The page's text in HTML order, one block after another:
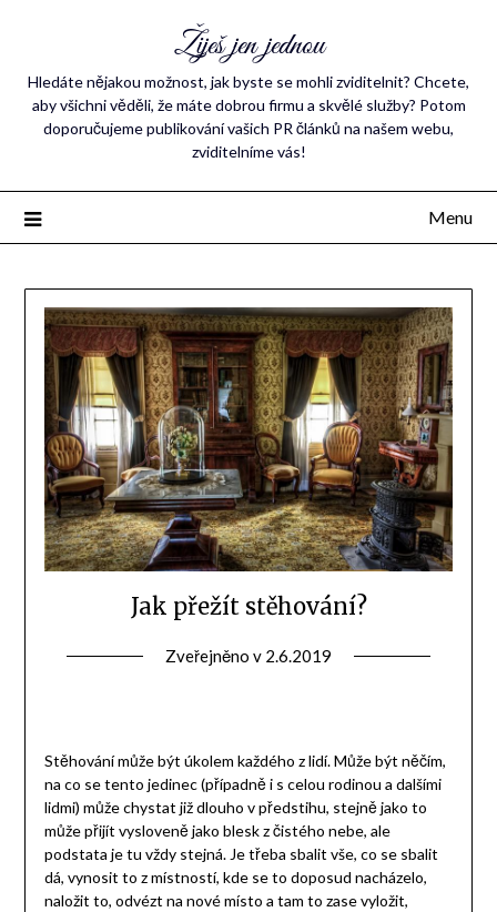
Žiješ jen jednou
Hledáte nějakou možnost, jak byste se mohli zviditelnit? Chcete,
aby všichni věděli, že máte dobrou firmu a skvělé služby? Potom
doporučujeme publikování vašich PR článků na našem webu,
zviditelníme vás!
Menu
Jak přežít stěhování?
Zveřejněno v 2.6.2019
Stěhování může být úkolem každého z lidí. Může být něčím,
na co se tento jedinec (případně i s celou rodinou a dalšími
lidmi) může chystat již dlouho v předstihu, stejně jako to
může přijít vysloveně jako blesk z čistého nebe, ale
podstata je tu vždy stejná. Je třeba sbalit vše, co se sbalit
dá, vynosit to z místností, kde se to doposud nacházelo,
naložit to, odvézt na nové místo a tam to zase vyložit,